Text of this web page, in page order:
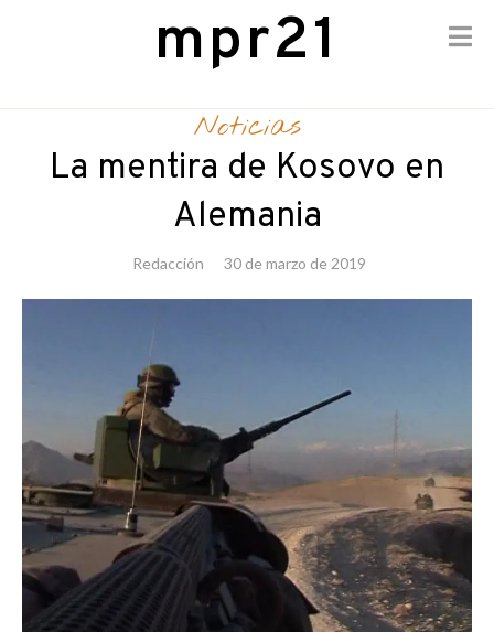
content
mpr21
Noticias
La mentira de Kosovo en
Alemania
Redacción 30 de marzo de 2019